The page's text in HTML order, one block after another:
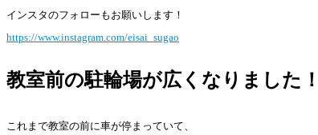
インスタのフォローもお願いします！
https://www.instagram.com/eisai_sugao
教室前の駐輪場が広くなりました！
これまで教室の前に車が停まっていて、